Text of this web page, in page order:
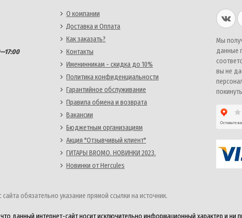
О компании
Доставка и Оплата
Как заказать?
Контакты
Именинникам - скидка до 10%
Политика конфиденциальности
Гарантийное обслуживание
Правила обмена и возврата
Вакансии
Бюджетным организациям
Акция "Отзывчивый клиент"
ГИТАРЫ BROMO. НОВИНКИ 2023.
Новинки от Hercules
Мы
данные
вы не
обязательно указание прямой ссылки на источник.
данный интернет-сайт носит исключительно информационный характер и ни